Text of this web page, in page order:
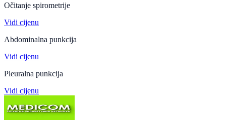
Očitanje spirometrije
Vidi cijenu
Abdominalna punkcija
Vidi cijenu
Pleuralna punkcija
Vidi cijenu